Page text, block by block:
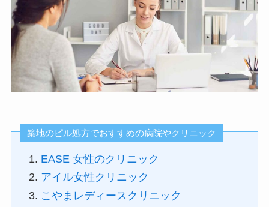
築地のピル処方でおすすめの病院やクリニック
EASE 女性のクリニック
アイル女性クリニック
こやまレディースクリニック